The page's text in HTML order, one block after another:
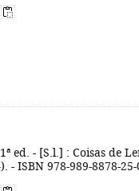
ed. - [S.l.] : Coisas de
- ISBN 978-989-8878-25-